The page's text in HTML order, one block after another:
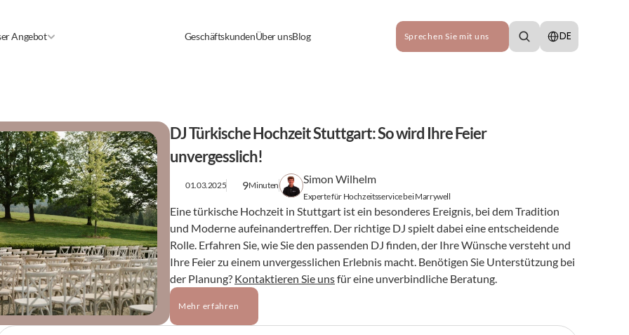
Angebot GeschäftskundenÜber unsBlog Sprechen Sie mit uns
Select Language
DE
DJ Türkische Hochzeit Stuttgart: So wird Ihre Feier
unvergesslich!
01.03.2025 9Minuten Simon Wilhelm
Experte für Hochzeitsservice bei Marrywell
Eine türkische Hochzeit in Stuttgart ist ein besonderes Ereignis, bei dem Tradition
und Moderne aufeinandertreffen. Der richtige DJ spielt dabei eine entscheidende
Rolle. Erfahren Sie, wie Sie den passenden DJ finden, der Ihre Wünsche versteht und
Ihre Feier zu einem unvergesslichen Erlebnis macht. Benötigen Sie Unterstützung bei
der Planung? Kontaktieren Sie uns für eine unverbindliche Beratung.
Mehr erfahren